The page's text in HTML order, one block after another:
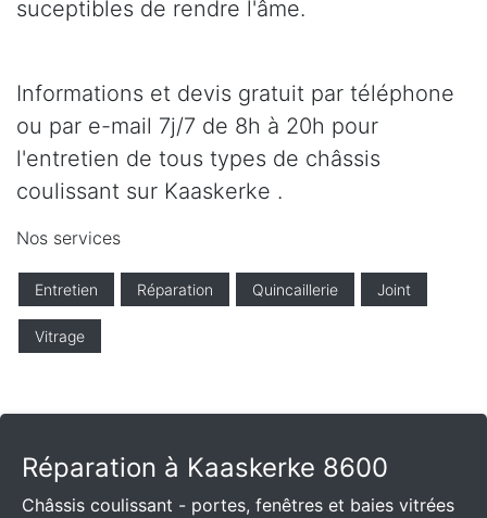
suceptibles de rendre l'âme.
Informations et devis gratuit par téléphone
ou par e-mail 7j/7 de 8h à 20h pour
l'entretien de tous types de châssis
coulissant sur Kaaskerke .
Nos services
Entretien Réparation Quincaillerie Joint
Vitrage
Réparation à Kaaskerke 8600
Châssis coulissant - portes, fenêtres et baies vitrées